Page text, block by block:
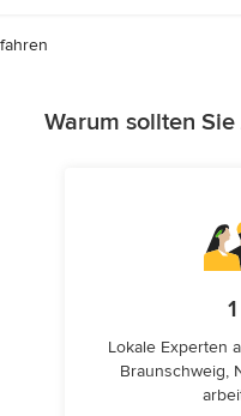
Warum sollten
1
Lokale Experten
Braunschweig,